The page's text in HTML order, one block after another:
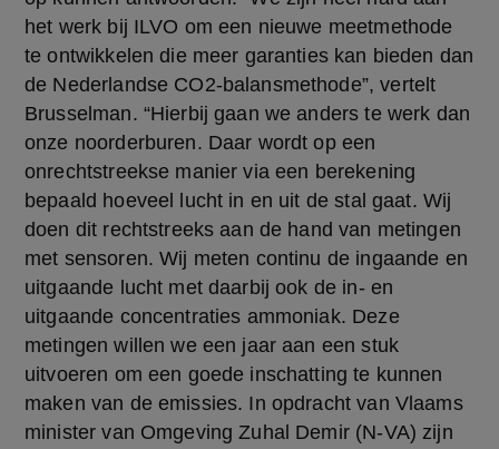
het werk bij ILVO om een nieuwe meetmethode
te ontwikkelen die meer garanties kan bieden dan
de Nederlandse CO2-balansmethode”, vertelt
Brusselman. “Hierbij gaan we anders te werk dan
onze noorderburen. Daar wordt op een
onrechtstreekse manier via een berekening
bepaald hoeveel lucht in en uit de stal gaat. Wij
doen dit rechtstreeks aan de hand van metingen
met sensoren. Wij meten continu de ingaande en
uitgaande lucht met daarbij ook de in- en
uitgaande concentraties ammoniak. Deze
metingen willen we een jaar aan een stuk
uitvoeren om een goede inschatting te kunnen
maken van de emissies. In opdracht van Vlaams
minister van Omgeving Zuhal Demir (N-VA) zijn